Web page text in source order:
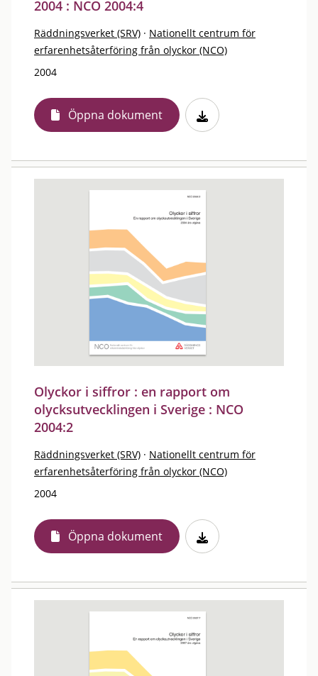
2004 : NCO 2004:4
Räddningsverket (SRV) · Nationellt centrum för
erfarenhetsåterföring från olyckor (NCO)
2004
Öppna dokument
Olyckor i siffror : en rapport om
olycksutvecklingen i Sverige : NCO
2004:2
Räddningsverket (SRV) · Nationellt centrum för
erfarenhetsåterföring från olyckor (NCO)
2004
Öppna dokument